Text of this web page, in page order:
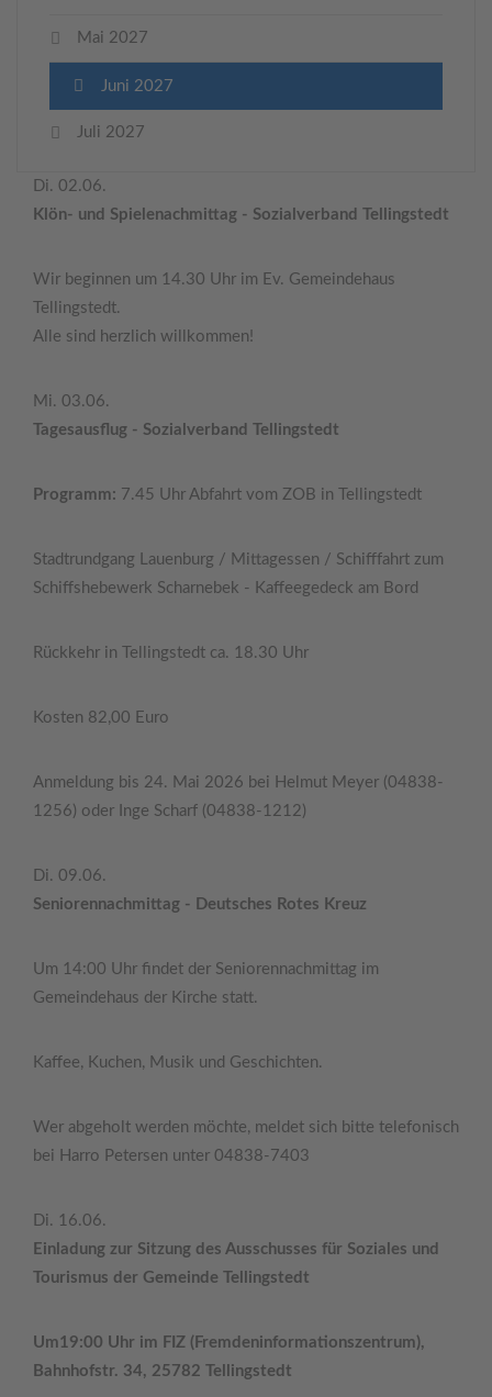
Mai 2027
Juni 2027
Juli 2027
Di. 02.06.
Klön- und Spielenachmittag - Sozialverband Tellingstedt
Wir beginnen um 14.30 Uhr im Ev. Gemeindehaus
Tellingstedt.
Alle sind herzlich willkommen!
Mi. 03.06.
Tagesausflug - Sozialverband Tellingstedt
Programm: 7.45 Uhr Abfahrt vom ZOB in Tellingstedt
Stadtrundgang Lauenburg / Mittagessen / Schifffahrt zum
Schiffshebewerk Scharnebek - Kaffeegedeck am Bord
Rückkehr in Tellingstedt ca. 18.30 Uhr
Kosten 82,00 Euro
Anmeldung bis 24. Mai 2026 bei Helmut Meyer (04838-
1256) oder Inge Scharf (04838-1212)
Di. 09.06.
Seniorennachmittag - Deutsches Rotes Kreuz
Um 14:00 Uhr findet der Seniorennachmittag im
Gemeindehaus der Kirche statt.
Kaffee, Kuchen, Musik und Geschichten.
Wer abgeholt werden möchte, meldet sich bitte telefonisch
bei Harro Petersen unter 04838-7403
Di. 16.06.
Einladung zur Sitzung des Ausschusses für Soziales und
Tourismus der Gemeinde Tellingstedt
Um19:00 Uhr im FIZ (Fremdeninformationszentrum),
Bahnhofstr. 34, 25782 Tellingstedt